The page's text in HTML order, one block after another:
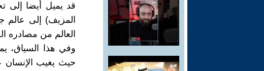
قد يميل أيضا إلى
المزيف) إلى عالم
العالم من مصادره
وفي هذا السياق،
حيث يغيب الإنسان